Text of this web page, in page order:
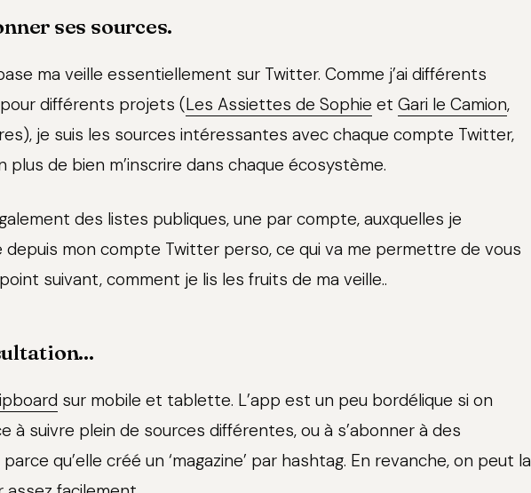
ses sources.
ma veille essentiellement sur Twitter. Comme j’ai différents
différents projets (Les Assiettes de Sophie et Gari le Camion,
je suis les sources intéressantes avec chaque compte Twitter,
plus de bien m’inscrire dans chaque écosystème.
des listes publiques, une par compte, auxquelles je
depuis mon compte Twitter perso, ce qui va me permettre de vous
suivant, comment je lis les fruits de ma veille..
sur mobile et tablette. L’app est un peu bordélique si on
à suivre plein de sources différentes, ou à s’abonner à des
qu’elle créé un ‘magazine’ par hashtag. En revanche, on peut la